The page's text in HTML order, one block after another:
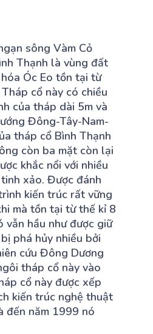
sông Vàm Cỏ
Thạnh là vùng đất
Óc Eo tồn tại từ
cổ này có chiều
của tháp dài 5m và
Đông-Tây-Nam-
tháp cổ Bình Thạnh
còn ba mặt còn lại
khắc nổi với nhiều
xảo. Được đánh
kiến trúc rất vững
mà tồn tại từ thế kỉ 8
vẫn hầu như được giữ
phá hủy nhiều bởi
cứu Đông Dương
tháp cổ này vào
cổ này được xếp
kiến trúc nghệ thuật
đến năm 1999 nó